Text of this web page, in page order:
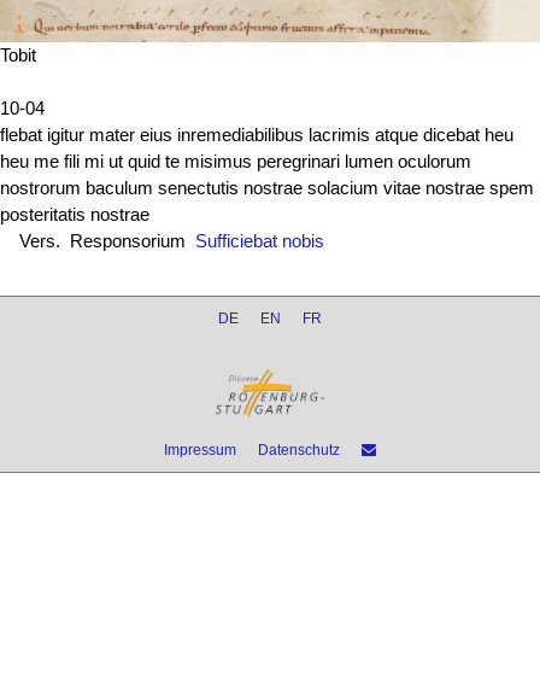
Tobit
10-04
flebat igitur mater eius inremediabilibus lacrimis atque dicebat heu
heu me fili mi ut quid te misimus peregrinari lumen oculorum
nostrorum baculum senectutis nostrae solacium vitae nostrae spem
posteritatis nostrae
Vers. Responsorium Sufficiebat nobis
DE EN FR
Impressum Datenschutz